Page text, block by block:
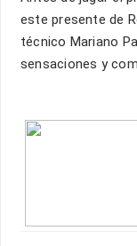
este presente de
técnico Mariano
sensaciones y